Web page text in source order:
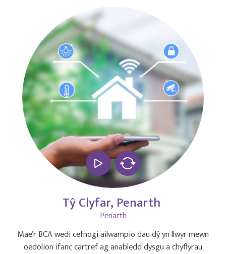
Tŷ Clyfar, Penarth
Penarth
Mae’r BCA wedi cefnogi ailwampio dau dŷ yn llwyr mewn
oedolion ifanc cartref ag anabledd dysgu a chyflyrau